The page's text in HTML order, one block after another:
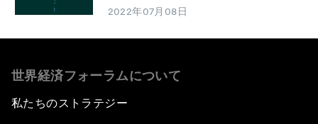
2022年07月08日
世界経済フォーラムについて
私たちのストラテジー